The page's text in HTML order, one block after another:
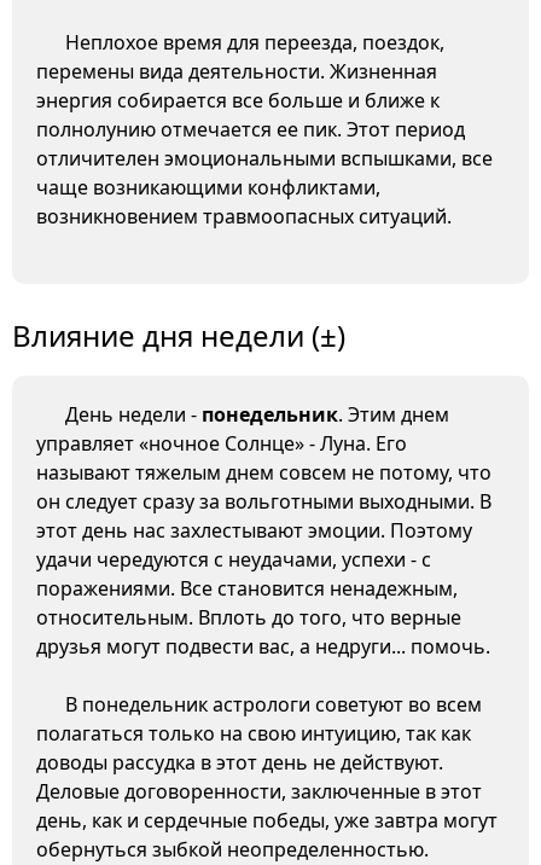
Неплохое время для переезда, поездок,
перемены вида деятельности. Жизненная
энергия собирается все больше и ближе к
полнолунию отмечается ее пик. Этот период
отличителен эмоциональными вспышками, все
чаще возникающими конфликтами,
возникновением травмоопасных ситуаций.
Влияние дня недели (±)
День недели - понедельник. Этим днем
управляет «ночное Солнце» - Луна. Его
называют тяжелым днем совсем не потому, что
он следует сразу за вольготными выходными. В
этот день нас захлестывают эмоции. Поэтому
удачи чередуются с неудачами, успехи - с
поражениями. Все становится ненадежным,
относительным. Вплоть до того, что верные
друзья могут подвести вас, а недруги... помочь.
В понедельник астрологи советуют во всем
полагаться только на свою интуицию, так как
доводы рассудка в этот день не действуют.
Деловые договоренности, заключенные в этот
день, как и сердечные победы, уже завтра могут
обернуться зыбкой неопределенностью.